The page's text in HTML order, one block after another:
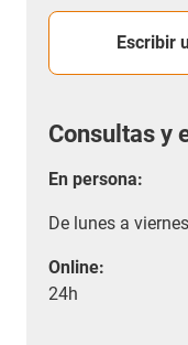
Escribir
Consultas y
En persona:
De lunes a
Online:
24h